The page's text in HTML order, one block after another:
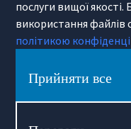
Про Hamilton May
Кар’єра
послуги вищої якості.
використання
політикою
Прийняти все